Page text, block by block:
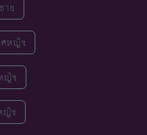
าย
ศหญิง
ญิง
ญิง